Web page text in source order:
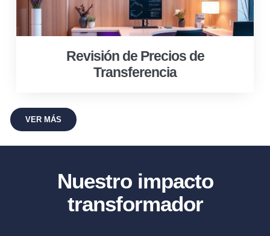
Revisión de Precios de
Transferencia
VER MÁS
Nuestro impacto
transformador